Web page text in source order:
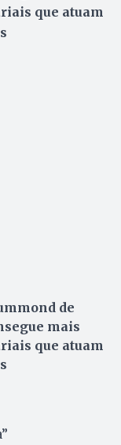
que atuam
de
mais
que atuam